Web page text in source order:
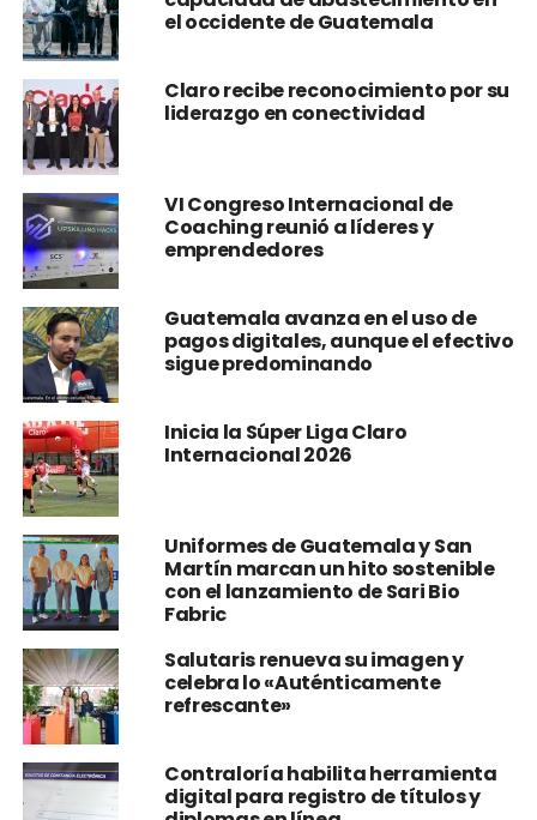
el occidente de Guatemala
Claro recibe reconocimiento por su
liderazgo en conectividad
VI Congreso Internacional de
Coaching reunió a líderes y
emprendedores
Guatemala avanza en el uso de
pagos digitales, aunque el efectivo
sigue predominando
Inicia la Súper Liga Claro
Internacional 2026
Uniformes de Guatemala y San
Martín marcan un hito sostenible
con el lanzamiento de Sari Bio
Fabric
Salutaris renueva su imagen y
celebra lo «Auténticamente
refrescante»
Contraloría habilita herramienta
digital para registro de títulos y